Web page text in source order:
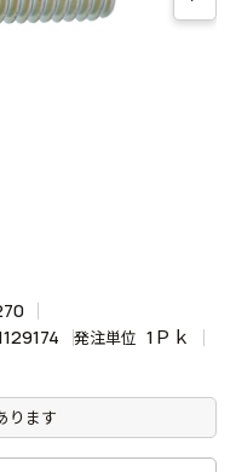
発注単位 1Ｐｋ
ります